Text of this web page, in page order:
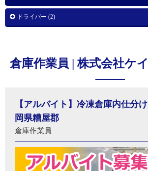
ドライバー (2)
倉庫作業員 | 株式会社ケ
【アルバイト】冷凍倉庫内仕分
岡県糟屋郡
倉庫作業員